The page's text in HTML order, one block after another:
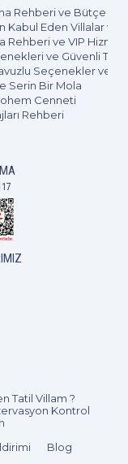
Rehberi ve Bütçe
Kabul Eden Villalar ve
Rehberi ve VIP
ve Güvenli
Seçenekler ve
Serin Bir Mola
Cenneti
Rehberi
Tatil Villam ?
Kontrol
Blog